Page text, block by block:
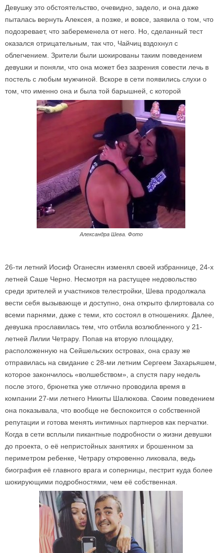
Девушку это обстоятельство, очевидно, задело, и она даже
пыталась вернуть Алексея, а позже, и вовсе, заявила о том, что
подозревает, что забеременела от него. Но, сделанный тест
оказался отрицательным, так что, Чайчиц вздохнул с
облегчением. Зрители были шокированы таким поведением
девушки и поняли, что она может без зазрения совести лечь в
постель с любым мужчиной. Вскоре в сети появились слухи о
том, что именно она и была той барышней, с которой
Александра Шева. Фото
26-ти летний Иосиф Оганесян изменял своей избраннице, 24-х
летней Саше Черно. Несмотря на растущее недовольство
среди зрителей и участников телестройки, Шева продолжала
вести себя вызывающе и доступно, она открыто флиртовала со
всеми парнями, даже с теми, кто состоял в отношениях. Далее,
девушка прославилась тем, что отбила возлюбленного у 21-
летней Лилии Четрару. Попав на вторую площадку,
расположенную на Сейшельских островах, она сразу же
отправилась на свидание с 28-ми летним Сергеем Захарьяшем,
которое закончилось «волшебством», а спустя пару недель
после этого, брюнетка уже отлично проводила время в
компании 27-ми летнего Никиты Шалюкова. Своим поведением
она показывала, что вообще не беспокоится о собственной
репутации и готова менять интимных партнеров как перчатки.
Когда в сети всплыли пикантные подробности о жизни девушки
до проекта, о её непристойных занятиях и брошенном за
периметром ребенке, Четрару откровенно ликовала, ведь
биография её главного врага и соперницы, пестрит куда более
шокирующими подробностями, чем её собственная.